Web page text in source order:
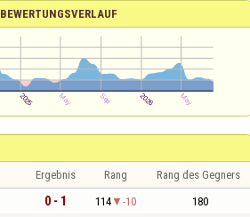
BEWERTUNGSVERLAUF
Ergebnis Rang Rang des Gegners
0 - 1 114 -10 180